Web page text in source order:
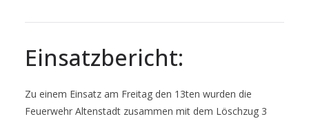
Einsatzbericht:
Zu einem Einsatz am Freitag den 13ten wurden die
Feuerwehr Altenstadt zusammen mit dem Löschzug 3